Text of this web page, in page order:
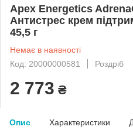
Apex Energetics
Антистрес крем
45,5 г
Немає в наявності
Код: 20000000581
Роздріб
2 773 ₴
Опис Характеристики